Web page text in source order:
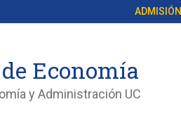
ADMISIÓN
Economía
y Administración UC